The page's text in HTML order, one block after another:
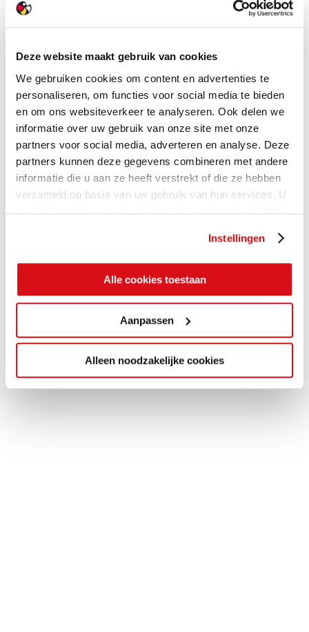
Deze website maakt gebruik van cookies
We gebruiken cookies om content en advertenties te
personaliseren, om functies voor social media te bieden
en om ons websiteverkeer te analyseren. Ook delen we
informatie over uw gebruik van onze site met onze
partners voor social media, adverteren en analyse. Deze
partners kunnen deze gegevens combineren met andere
informatie die u aan ze heeft verstrekt of die ze hebben
verzameld op basis van uw gebruik van hun services. U
gaat akkoord met onze cookies als u onze website blijft
Instellingen
Alle cookies toestaan
Aanpassen
Alleen noodzakelijke cookies